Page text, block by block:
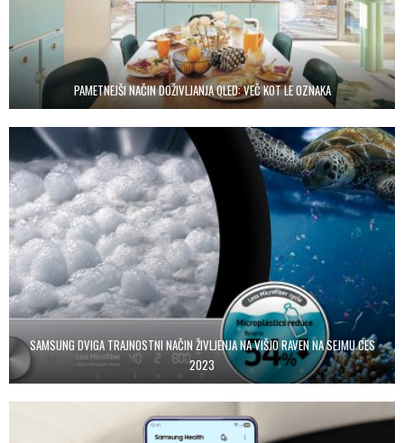
PAMETNEJŠI NAČIN DOŽIVLJANJA QLED: VEČ KOT LE OZNAKA
SAMSUNG DVIGA TRAJNOSTNI NAČIN ŽIVLJENJA NA VIŠJO RAVEN NA SEJMU CES
2023